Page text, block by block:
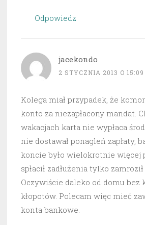
Odpowiedz
jacekondo
2 STYCZNIA 2013 O 15:09
Kolega miał przypadek, że
konto za niezapłacony mandat.
wakacjach karta nie wypłaca
nie dostawał ponagleń zapłaty,
koncie było wielokrotnie więcej
spłacił zadłużenia tylko
Oczywiście daleko od domu bez
kłopotów. Polecam więc mieć
konta bankowe.